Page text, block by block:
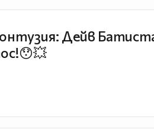
Дейв